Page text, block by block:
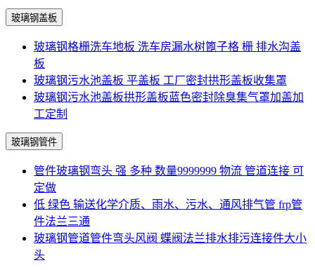
玻璃钢盖板
玻璃钢格栅洗车地板 洗车房漏水树篦子格 栅 排水沟盖
板
玻璃钢污水池盖板 平盖板 工厂密封拱形盖板收集罩
玻璃钢污水池盖板拱形盖板蓝色密封除臭集气罩加盖加
工定制
玻璃钢管件
管件玻璃钢弯头 强 多种 数量9999999 物流 管道连接 可
定做
低 绿色 输送化学介质、雨水、污水、通风排气管 frp管
件法兰三通
玻璃钢管道管件弯头风阀 蝶阀法兰排水排污连接件大小
头